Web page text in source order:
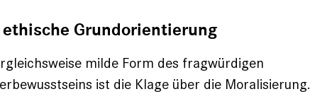
Grundorientierung
milde Form des fragwürdigen
ist die Klage über die Moralisierung.